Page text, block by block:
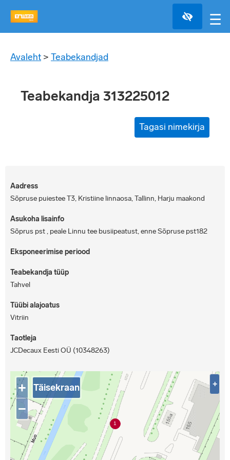
☰
Avaleht > Teabekandjad
Teabekandja 313225012
Tagasi nimekirja
Aadress
Sõpruse puiestee T3, Kristiine linnaosa, Tallinn, Harju maakond
Asukoha lisainfo
Sõprus pst , peale Linnu tee busiipeatust, enne Sõpruse pst182
Eksponeerimise periood
Teabekandja tüüp
Tahvel
Tüübi alajoatus
Vitriin
Taotleja
JCDecaux Eesti OÜ (10348263)
Täisekraan
+
−
+